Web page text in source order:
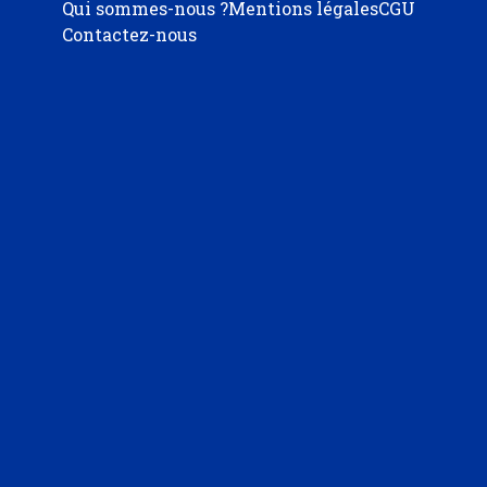
Qui sommes-nous ?Mentions légalesCGU
Contactez-nous